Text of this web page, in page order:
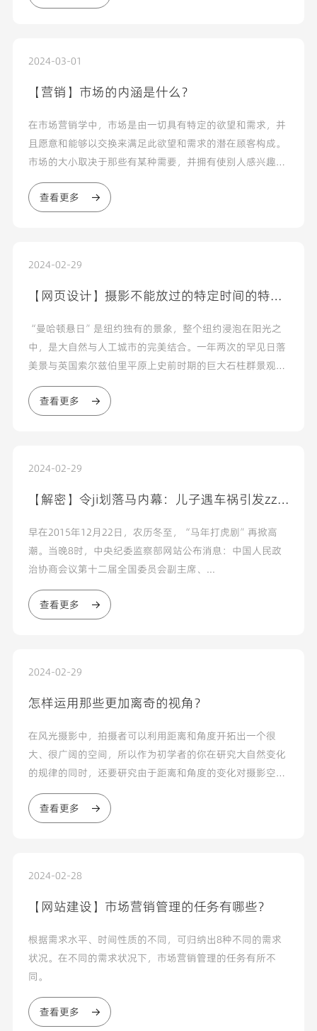
2024-03-01
【营销】市场的内涵是什么？
在市场营销学中，市场是由一切具有特定的欲望和需求，并
且愿意和能够以交换来满足此欲望和需求的潜在顾客构成。
市场的大小取决于那些有某种需要，并拥有使别人感兴趣的
资源，同时愿意以这种资源来换取其需要的东西的人数。
查看更多
2024-02-29
【网页设计】摄影不能放过的特定时间的特定
角度
“曼哈顿悬日”是纽约独有的景象，整个纽约浸泡在阳光之
中，是大自然与人工城市的完美结合。一年两次的罕见日落
美景与英国索尔兹伯里平原上史前时期的巨大石柱群景观一
样，作为独特的城市奇观也颇为壮观。“曼哈顿悬日”不是
每年都会遇...
查看更多
2024-02-29
【解密】令ji划落马内幕：儿子遇车祸引发zz
地震
早在2015年12月22日，农历冬至，“马年打虎剧”再掀高
潮。当晚8时，中央纪委监察部网站公布消息：中国人民政
治协商会议第十二届全国委员会副主席、...
查看更多
2024-02-29
怎样运用那些更加离奇的视角？
在风光摄影中，拍摄者可以利用距离和角度开拓出一个很
大、很广阔的空间，所以作为初学者的你在研究大自然变化
的规律的同时，还要研究由于距离和角度的变化对摄影空间
产生影响的规律。自然景观虽然不会因为人的意识而转移，
但是如果拍摄...
查看更多
2024-02-28
【网站建设】市场营销管理的任务有哪些？
根据需求水平、时间性质的不同，可归纳出8种不同的需求
状况。在不同的需求状况下，市场营销管理的任务有所不
同。
查看更多